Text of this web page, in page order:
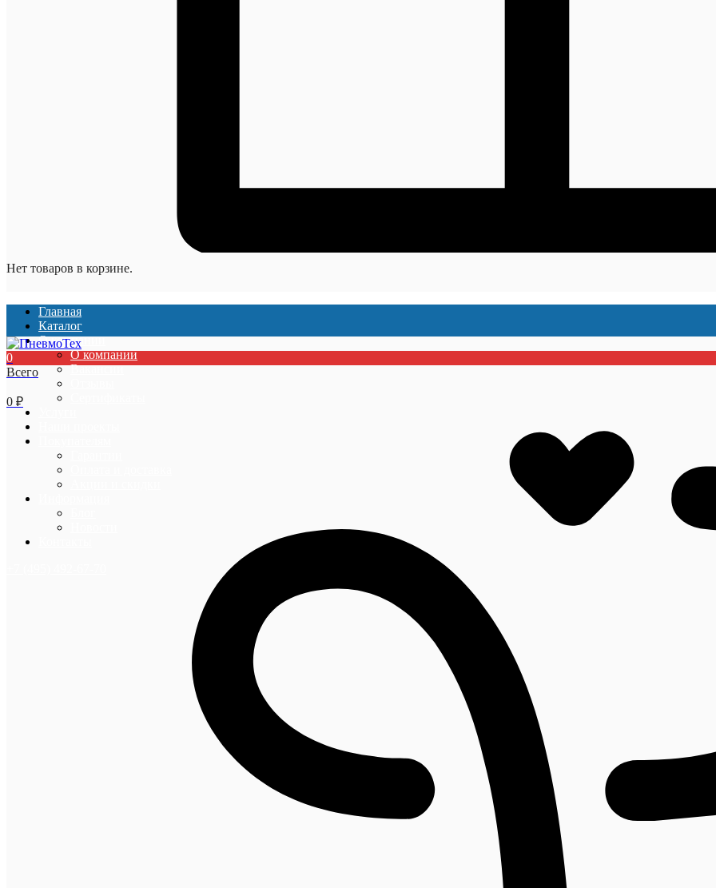
Нет товаров в корзине.
Главная
Каталог
О компании
О компании
Вакансии
0
Всего
0 ₽